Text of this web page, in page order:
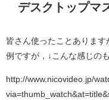
デスクトップマ
皆さん使ったことあります
例ですが，↓こんな感じの
http://www.nicovideo.jp/